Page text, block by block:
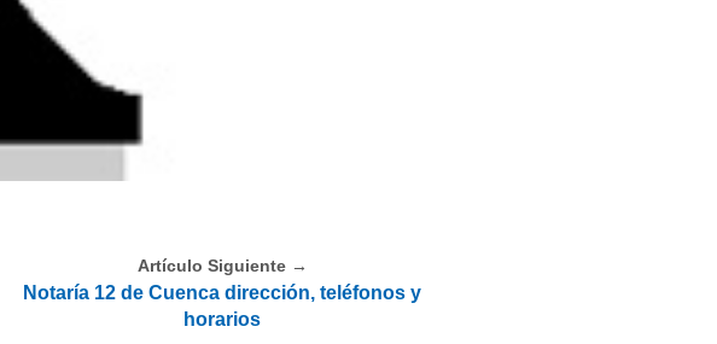
Artículo Siguiente →
Notaría 12 de Cuenca dirección, teléfonos y
horarios